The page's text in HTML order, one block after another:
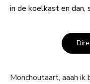
in de koelkast en dan,
Monchoutaart, aaah ik